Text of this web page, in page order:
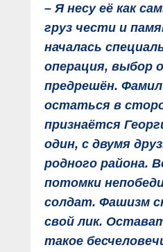
– Я несу её как
груз чести и
началась
операция, выбор
предрешён.
остаться в
признаётся
один, с двумя
родного района.
потомки
солдат. Фашизм
свой лик.
такое